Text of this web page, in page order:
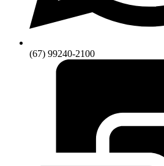
(67) 99240-2100